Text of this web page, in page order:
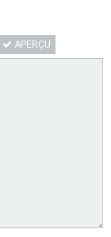
APERÇU